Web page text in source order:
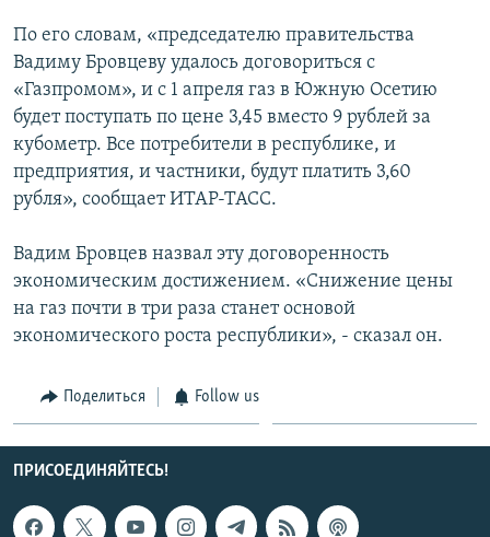
КУЛЬТУРА
СПОРТ
ПОЗИЦИЯ
БЛОГИ
ЧИТАЕМ ПРЕССУ
ФОТО
ПОДКАСТЫ
АРХИВ РАДИОПРОГРАММЫ
ПРИСОЕДИНЯЙТЕСЬ!
Все сайты РСЕ/РС
По его словам, «председателю правительства
Вадиму Бровцеву удалось договориться с
«Газпромом», и с 1 апреля газ в Южную Осетию
будет поступать по цене 3,45 вместо 9 рублей за
кубометр. Все потребители в республике, и
предприятия, и частники, будут платить 3,60
рубля», сообщает ИТАР-ТАСС.
Вадим Бровцев назвал эту договоренность
экономическим достижением. «Снижение цены
на газ почти в три раза станет основой
экономического роста республики», - сказал он.
Поделиться Follow us
ПРИСОЕДИНЯЙТЕСЬ!